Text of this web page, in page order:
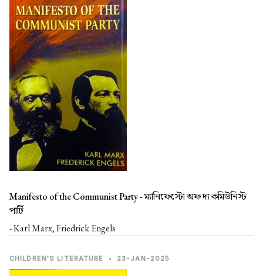
Manifesto of the Communist Party -ম্যানিফেস্টো অফ দ্য কমিউনিস্ট
পার্টি
- Karl Marx, Friedrick Engels
CHILDREN'S LITERATURE • 23-JAN-2025